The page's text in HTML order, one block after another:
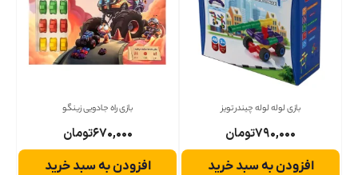
بازی لوله لوله چیندر تویز
۷۹۰,۰۰۰تومان
افزودن به سبد خرید
بازی راه جادویی زینگو
۶۷۰,۰۰۰تومان
افزودن به سبد خرید